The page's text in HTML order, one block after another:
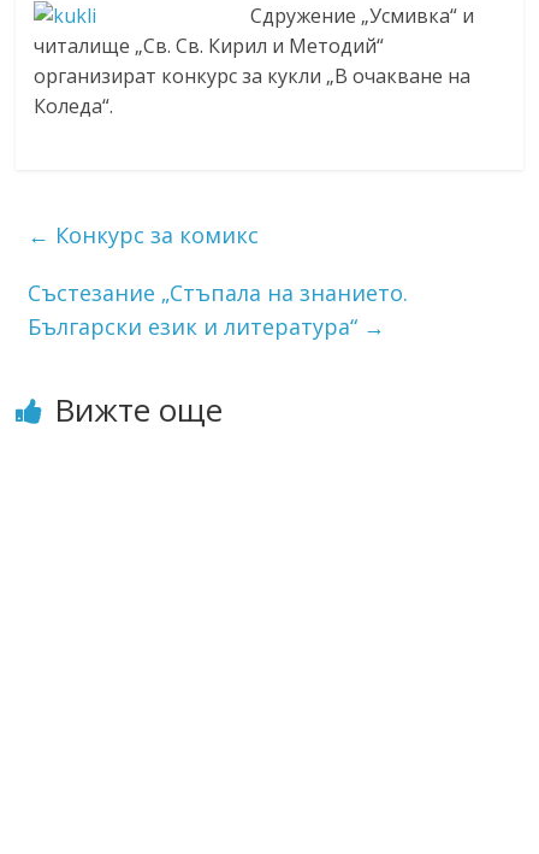
Сдружение „Усмивка“ и
читалище „Св. Св. Кирил и Методий“
организират конкурс за кукли „В очакване на
Коледа“.
← Конкурс за комикс
Състезание „Стъпала на знанието.
Български език и литература“ →
Вижте още